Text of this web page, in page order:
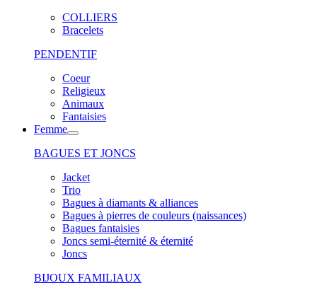
COLLIERS
Bracelets
PENDENTIF
Coeur
Religieux
Animaux
Fantaisies
Femme
BAGUES ET JONCS
Jacket
Trio
Bagues à diamants & alliances
Bagues à pierres de couleurs (naissances)
Bagues fantaisies
Joncs semi-éternité & éternité
Joncs
BIJOUX FAMILIAUX